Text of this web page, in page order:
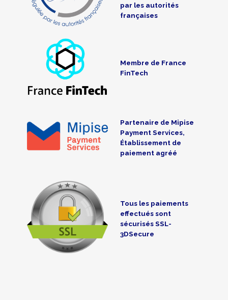
par les autorités
françaises
Membre de France
FinTech
Partenaire de Mipise
Payment Services,
Établissement de
paiement agréé
Tous les paiements
effectués sont
sécurisés SSL-
3DSecure